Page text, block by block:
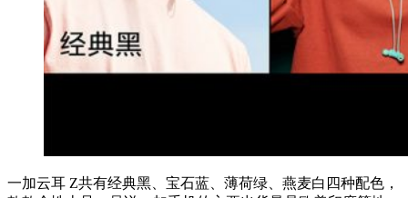
一加云耳 Z共有经典黑、宝石蓝、薄荷绿、燕麦白四种配色，